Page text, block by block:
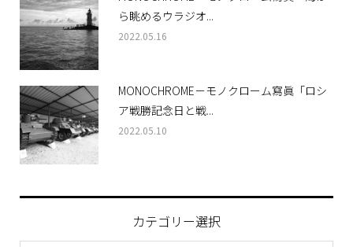
ら眺めるウラジオ...
2022.05.16
MONOCHROME－モノクローム寫眞「ロシ
ア戦勝記念日と戦...
2022.05.10
カテゴリー選択